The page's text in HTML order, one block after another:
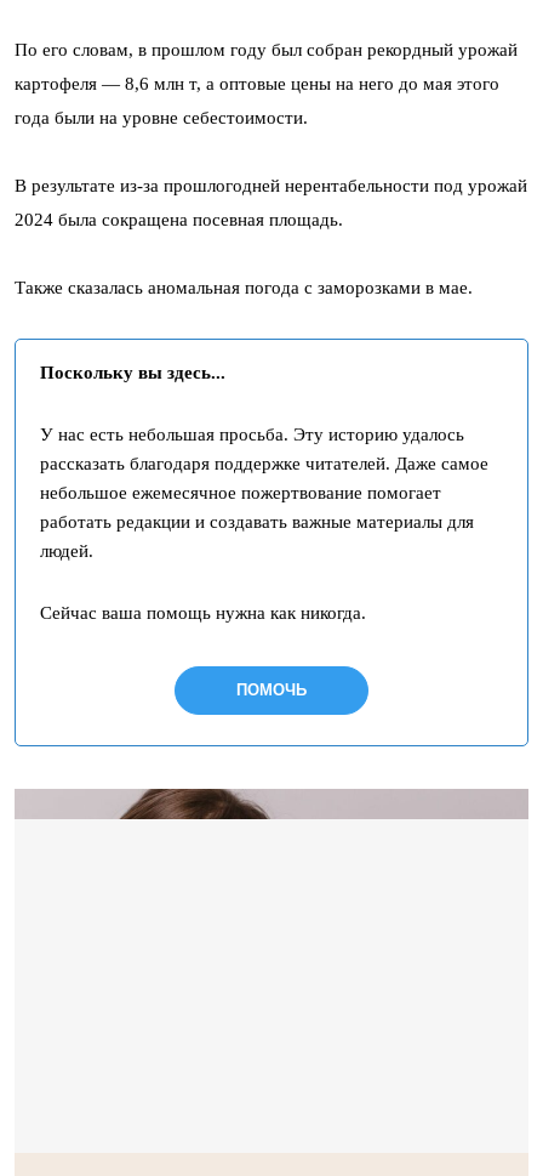
По его словам, в прошлом году был собран рекордный урожай
картофеля — 8,6 млн т, а оптовые цены на него до мая этого
года были на уровне себестоимости.
В результате из-за прошлогодней нерентабельности под урожай
2024 была сокращена посевная площадь.
Также сказалась аномальная погода с заморозками в мае.
Поскольку вы здесь...
У нас есть небольшая просьба. Эту историю удалось
рассказать благодаря поддержке читателей. Даже самое
небольшое ежемесячное пожертвование помогает
работать редакции и создавать важные материалы для
людей.
Сейчас ваша помощь нужна как никогда.
ПОМОЧЬ